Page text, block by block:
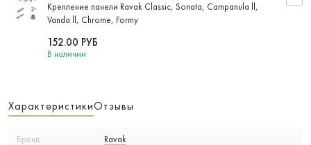
Крепление панели Ravak Classic, Sonata, Campanula ll,
Vanda ll, Chrome, Formy
В наличии
152.00 РУБ
ХарактеристикиОтзывы
Бренд Ravak